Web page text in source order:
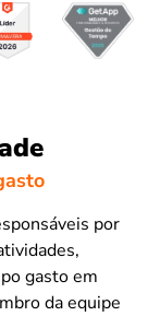
por
gasto em
da equipe